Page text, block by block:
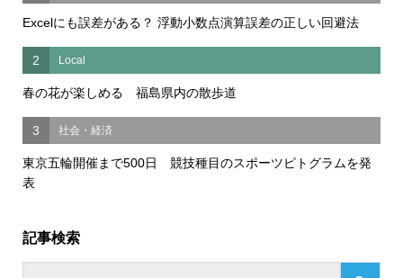
Excelにも誤差がある？ 浮動小数点演算誤差の正しい回避法
2 Local
春の花が楽しめる 福島県内の散歩道
3 社会・経済
東京五輪開催まで500日 競技種目のスポーツピトグラムを発
表
記事検索